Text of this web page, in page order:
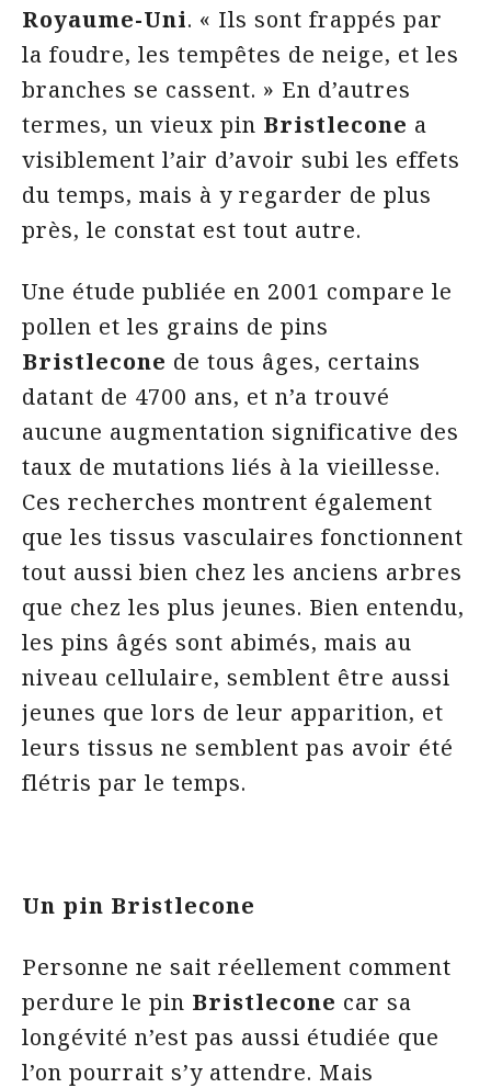
Royaume-Uni. « Ils sont frappés par
la foudre, les tempêtes de neige, et les
branches se cassent. » En d’autres
termes, un vieux pin Bristlecone a
visiblement l’air d’avoir subi les effets
du temps, mais à y regarder de plus
près, le constat est tout autre.
Une étude publiée en 2001 compare le
pollen et les grains de pins
Bristlecone de tous âges, certains
datant de 4700 ans, et n’a trouvé
aucune augmentation significative des
taux de mutations liés à la vieillesse.
Ces recherches montrent également
que les tissus vasculaires fonctionnent
tout aussi bien chez les anciens arbres
que chez les plus jeunes. Bien entendu,
les pins âgés sont abimés, mais au
niveau cellulaire, semblent être aussi
jeunes que lors de leur apparition, et
leurs tissus ne semblent pas avoir été
flétris par le temps.
Un pin Bristlecone
Personne ne sait réellement comment
perdure le pin Bristlecone car sa
longévité n’est pas aussi étudiée que
l’on pourrait s’y attendre. Mais